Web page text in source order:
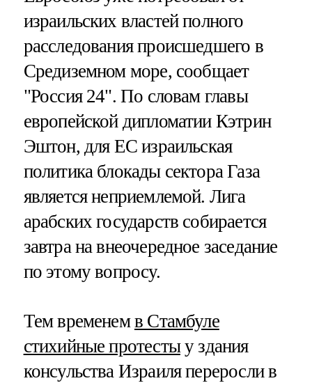
израильских властей полного
расследования происшедшего в
Средиземном море, сообщает
"Россия 24". По словам главы
европейской дипломатии Кэтрин
Эштон, для ЕС израильская
политика блокады сектора Газа
является неприемлемой. Лига
арабских государств собирается
завтра на внеочередное заседание
по этому вопросу.
Тем временемв Стамбуле
стихийные протестыу здания
консульства Израиля переросли в